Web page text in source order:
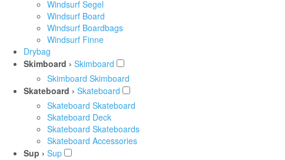
Windsurf Segel
Windsurf Board
Windsurf Boardbags
Windsurf Finne
Drybag
Skimboard › Skimboard
Skimboard Skimboard
Skateboard › Skateboard
Skateboard Skateboard
Skateboard Deck
Skateboard Skateboards
Skateboard Accessories
Sup › Sup